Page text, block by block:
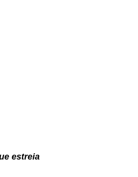
estreia